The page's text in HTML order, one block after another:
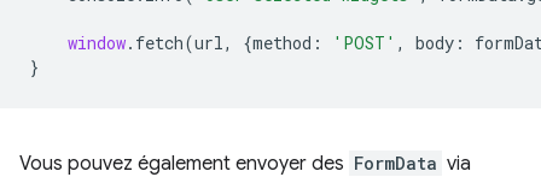
window. fetch(url, {method : 'POST' , body :
}
Vous pouvez également envoyer des FormData via